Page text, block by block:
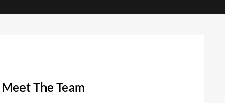
Meet The Team